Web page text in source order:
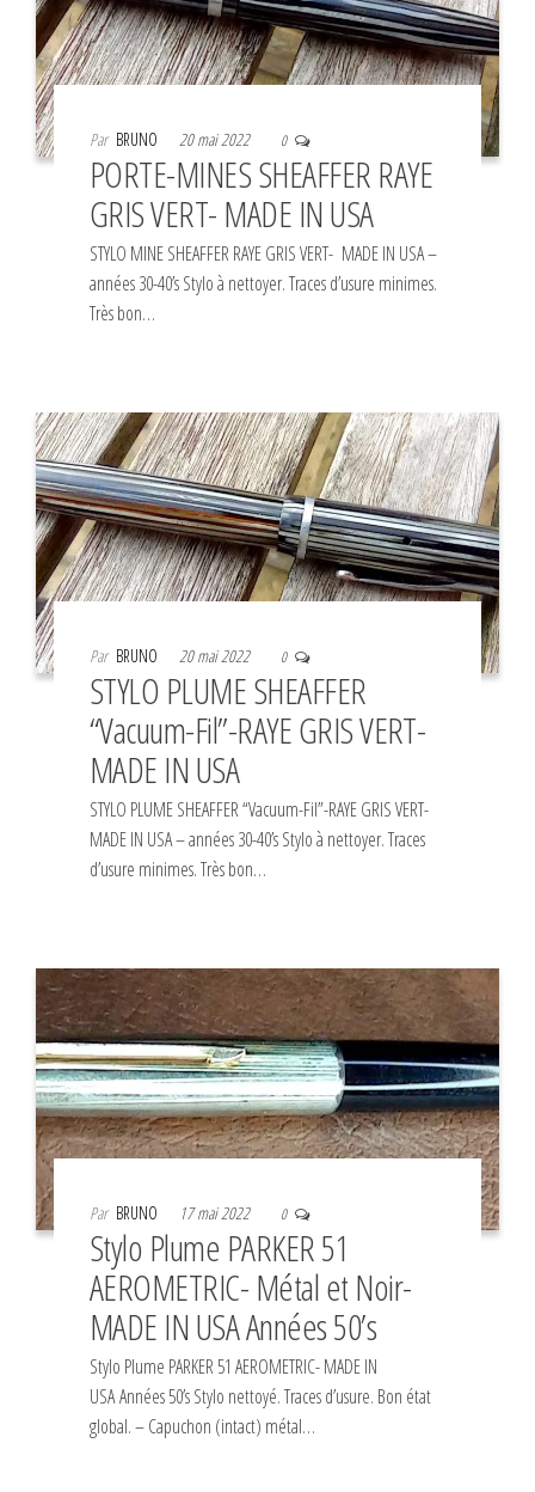
Par BRUNO 20 mai 2022 0
PORTE-MINES SHEAFFER RAYE
GRIS VERT- MADE IN USA
STYLO MINE SHEAFFER RAYE GRIS VERT- MADE IN USA –
années 30-40’s Stylo à nettoyer. Traces d’usure minimes.
Très bon…
Par BRUNO 20 mai 2022 0
STYLO PLUME SHEAFFER
“Vacuum-Fil”-RAYE GRIS VERT-
MADE IN USA
STYLO PLUME SHEAFFER “Vacuum-Fil”-RAYE GRIS VERT-
MADE IN USA – années 30-40’s Stylo à nettoyer. Traces
d’usure minimes. Très bon…
Par BRUNO 17 mai 2022 0
Stylo Plume PARKER 51
AEROMETRIC- Métal et Noir-
MADE IN USA Années 50’s
Stylo Plume PARKER 51 AEROMETRIC- MADE IN
USA Années 50’s Stylo nettoyé. Traces d’usure. Bon état
global. – Capuchon (intact) métal…